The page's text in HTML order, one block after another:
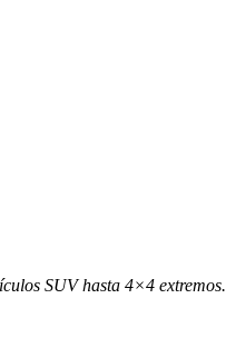
SUV hasta 4×4 extremos.